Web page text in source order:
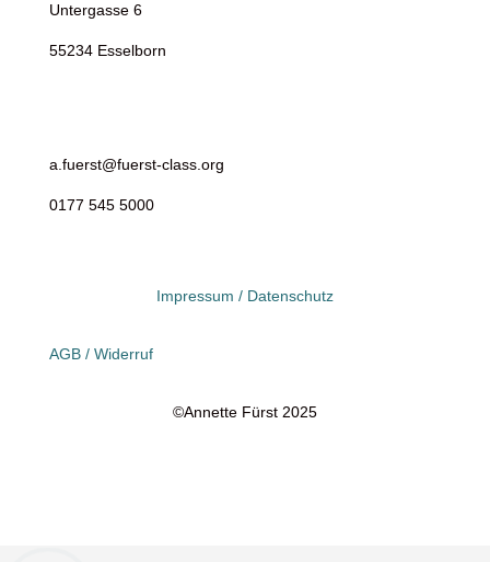
Untergasse 6
55234 Esselborn
a.fuerst@fuerst-class.org
0177 545 5000
Impressum / Datenschutz
AGB / Widerruf
©Annette Fürst 2025